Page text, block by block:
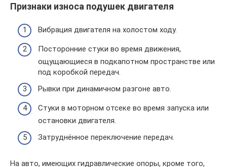
Признаки износа подушек двигателя
Вибрация двигателя на холостом ходу.
Посторонние стуки во время движения,
ощущающиеся в подкапотном пространстве или
под коробкой передач.
Рывки при динамичном разгоне авто.
Стуки в моторном отсеке во время запуска или
остановки двигателя.
Затруднённое переключение передач.
На авто, имеющих гидравлические опоры, кроме того,